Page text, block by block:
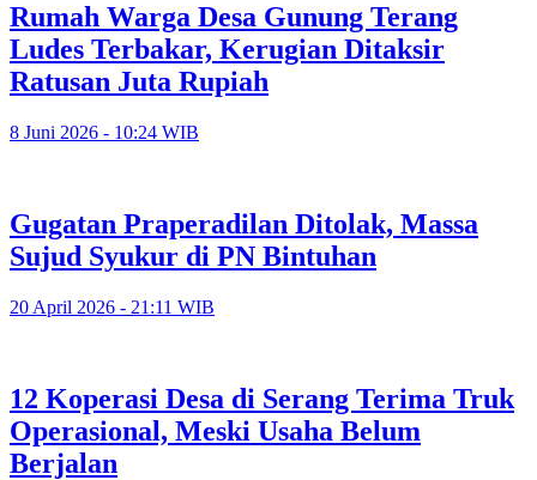
Rumah Warga Desa Gunung Terang
Ludes Terbakar, Kerugian Ditaksir
Ratusan Juta Rupiah
8 Juni 2026 - 10:24 WIB
Gugatan Praperadilan Ditolak, Massa
Sujud Syukur di PN Bintuhan
20 April 2026 - 21:11 WIB
12 Koperasi Desa di Serang Terima Truk
Operasional, Meski Usaha Belum
Berjalan